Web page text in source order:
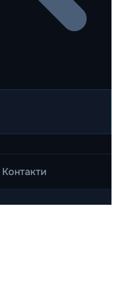
Контакти